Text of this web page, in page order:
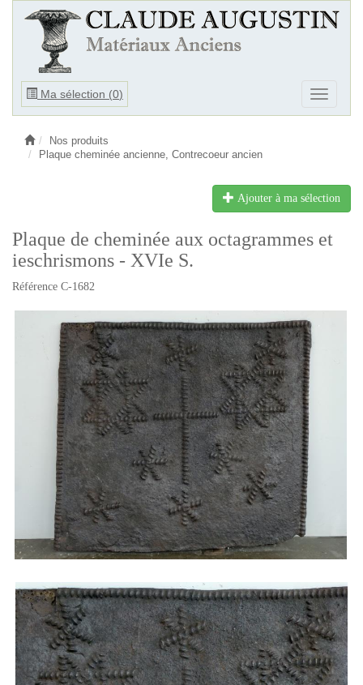
Ma sélection (0)
Ouvrir
Ouvrir
le
Nos produits
Plaque cheminée ancienne, Contrecoeur ancien
Ajouter à ma sélection
Plaque de cheminée aux octagrammes et
ieschrismons - XVIe S.
Référence C-1682